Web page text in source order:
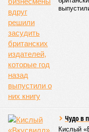
западников, до
на все
мстим за наших
не способен
гешефты ради
задача: вой должен
Киеве, сколько в
Стамбуле. И кое-где
планы».
нам-то с вами – как